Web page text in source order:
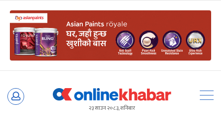
Skip
२३ साउन २०८३, शनिबार